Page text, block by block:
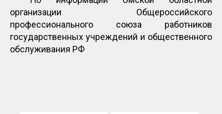
организации Общероссийского
профессионального союза работников
государственных учреждений и общественного
обслуживания РФ